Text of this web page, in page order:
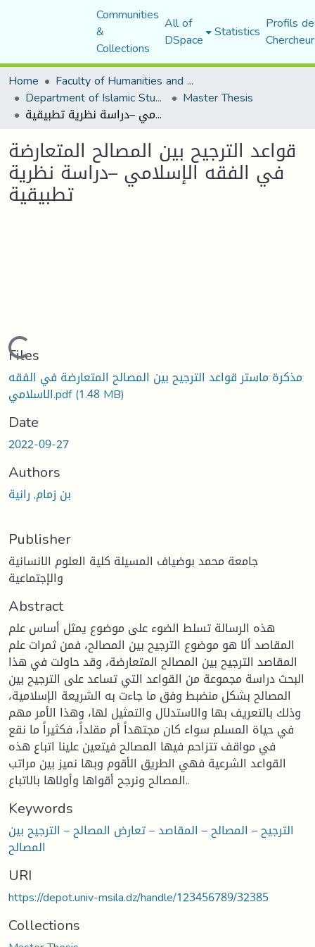
Communities
&
Collections
All of
DSpace Statistics Profils
Home
Faculty of Humanities and Social Sciences
Department of Islamic Studies Master Thesis
قواعد الترجيح بين المصالح المتعارضة في الفقه الإسلامي –دراسة نظرية تطبيقية
قواعد الترجيح بين المصالح المتعارضة
في الفقه الإسلامي –دراسة نظرية
تطبيقية
Loading...
Files
مذكرة ماستر قواعد الترجيح بين المصالح المتعارضة في الفقه
الاسلامي.pdf(1.48 MB)
Date
2022-09-27
Authors
بن زمام, رانية
Publisher
جامعة محمد بوضياف المسيلة كلية العلوم الانسانية
والإجتماعية
Abstract
هذه الرسالة تسلط الضوء على موضوع يمثل أساس علم
المقاصد ألا هو موضوع الترجيح بين المصالح، فمن ثمرات علم
المقاصد الترجيح بين المصالح المتعارضة، وقد حاولت في هذا
البحث دراسة مجموعة من القواعد التي تساعد على الترجيح بين
المصالح بشكل منضبط وفق ما جاءت به الشريعة الإسلامية،
وذلك بالتعريف بها والاستدلال والتمثيل لها، وهذا الأمر مهم
في حياة المسلم سواء كان مجتهداً أم مقلداً، فكثيراً ما نقع
في مواقف تتزاحم فيها المصالح فيتعين علينا اتباع هذه
القواعد الشرعية فهي الطريق الأقوم وبها نميز بين مراتب
المصالح ونرجح أقواها وأولاها بالاتباع..
Keywords
الترجيح – المصالح – المقاصد – تعارض المصالح – الترجيح بين
المصالح
URI
https://depot.univ-msila.dz/handle/123456789/32385
Collections